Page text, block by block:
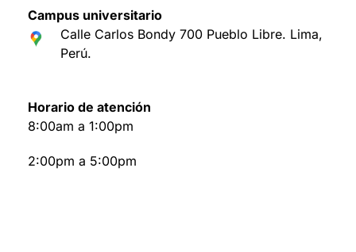
Campus universitario
Calle Carlos Bondy 700 Pueblo Libre. Lima,
Perú.
Horario de atención
8:00am a 1:00pm
2:00pm a 5:00pm